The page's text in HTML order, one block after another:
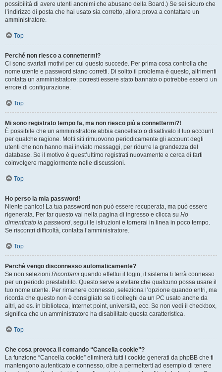
possibilità di avere utenti anonimi che abusano della Board.) Se sei sicuro che
l’indirizzo di posta che hai usato sia corretto, allora prova a contattare un
amministratore.
Top
Perché non riesco a connettermi?
Ci sono svariati motivi per cui questo succede. Per prima cosa controlla che
nome utente e password siano corretti. Di solito il problema è questo, altrimenti
contatta un amministratore: potresti essere stato bannato o potrebbe esserci un
errore di configurazione.
Top
Mi sono registrato tempo fa, ma non riesco più a connettermi?!
È possibile che un amministratore abbia cancellato o disattivato il tuo account
per qualche ragione. Molti siti rimuovono periodicamente gli account degli
utenti che non hanno mai inviato messaggi, per ridurre la grandezza del
database. Se il motivo è quest’ultimo registrati nuovamente e cerca di farti
coinvolgere maggiormente nelle discussioni.
Top
Ho perso la mia password!
Niente panico! La tua password non può essere recuperata, ma può essere
rigenerata. Per far questo vai nella pagina di ingresso e clicca su Ho
dimenticato la password, segui le istruzioni e tornerai in linea in poco tempo.
Se riscontri difficoltà, contatta l’amministratore.
Top
Perché vengo disconnesso automaticamente?
Se non selezioni Ricordami quando effettui il login, il sistema ti terrà connesso
per un periodo prestabilito. Questo serve a evitare che qualcuno possa usare il
tuo nome utente. Per rimanere connesso, seleziona l’opzione quando entri, ma
ricorda che questo non è consigliato se ti colleghi da un PC usato anche da
altri, ad es. in biblioteca, Internet point, università, ecc. Se non vedi il checkbox,
significa che un amministratore ha disabilitato questa caratteristica.
Top
Che cosa provoca il comando “Cancella cookie”?
La funzione “Cancella cookie” eliminerà tutti i cookie generati da phpBB che ti
mantengono autenticato e connesso, oltre a permetterti ad esempio di tenere